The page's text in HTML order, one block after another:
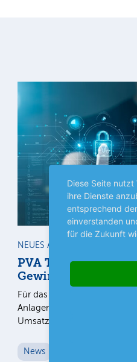
NEUES AUS UNTERNEHMEN
PVA Tepla mit
Gewinneinbruch
Für das 1. Halbjahr weist der
Anlagenbauer einen nahezu
Umsatz aus.
News
Diese Seite
ihre Dienste
entsprechend
einverstanden
für die Zukunft